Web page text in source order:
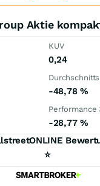
Aktie
KUV
0,24
-48,78 %
Performance
-28,77 %
⭐